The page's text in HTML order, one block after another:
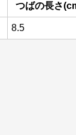
つばの長さ
8.5